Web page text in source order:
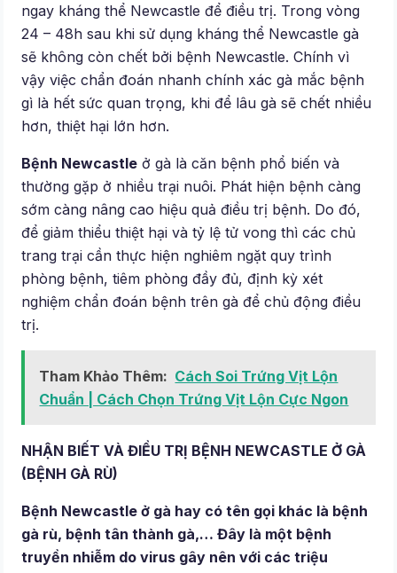
ngay kháng thể Newcastle để điều trị. Trong vòng
24 – 48h sau khi sử dụng kháng thể Newcastle gà
sẽ không còn chết bởi bệnh Newcastle. Chính vì
vậy việc chẩn đoán nhanh chính xác gà mắc bệnh
gì là hết sức quan trọng, khi để lâu gà sẽ chết nhiều
hơn, thiệt hại lớn hơn.
Bệnh Newcastle ở gà là căn bệnh phổ biến và
thường gặp ở nhiều trại nuôi. Phát hiện bệnh càng
sớm càng nâng cao hiệu quả điều trị bệnh. Do đó,
để giảm thiểu thiệt hại và tỷ lệ tử vong thì các chủ
trang trại cần thực hiện nghiêm ngặt quy trình
phòng bệnh, tiêm phòng đầy đủ, định kỳ xét
nghiệm chẩn đoán bệnh trên gà để chủ động điều
trị.
Tham Khảo Thêm: Cách Soi Trứng Vịt Lộn
Chuẩn | Cách Chọn Trứng Vịt Lộn Cực Ngon
NHẬN BIẾT VÀ ĐIỀU TRỊ BỆNH NEWCASTLE Ở GÀ
(BỆNH GÀ RÙ)
Bệnh Newcastle ở gà hay có tên gọi khác là bệnh
gà rù, bệnh tân thành gà,… Đây là một bệnh
truyền nhiễm do virus gây nên với các triệu